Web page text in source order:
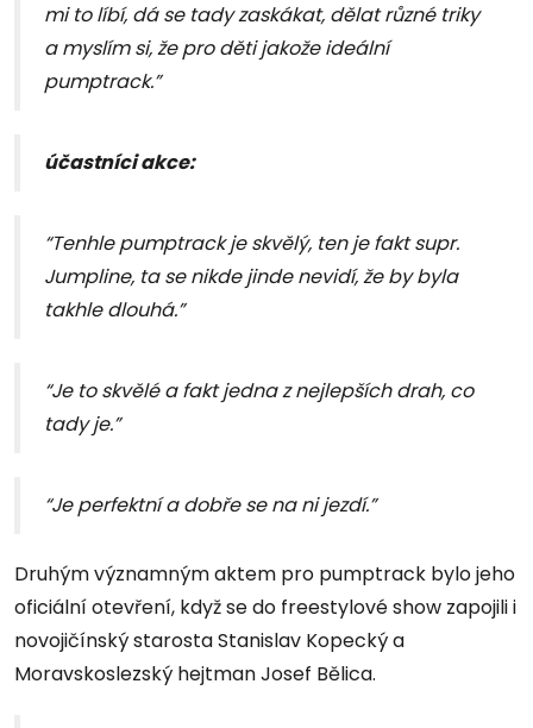
mi to líbí, dá se tady zaskákat, dělat různé triky
a myslím si, že pro děti jakože ideální
pumptrack.”
účastníci akce:
“Tenhle pumptrack je skvělý, ten je fakt supr.
Jumpline, ta se nikde jinde nevidí, že by byla
takhle dlouhá.”
“Je to skvělé a fakt jedna z nejlepších drah, co
tady je.”
“Je perfektní a dobře se na ni jezdí.”
Druhým významným aktem pro pumptrack bylo jeho
oficiální otevření, když se do freestylové show zapojili i
novojičínský starosta Stanislav Kopecký a
Moravskoslezský hejtman Josef Bělica.